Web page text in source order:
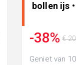
bollen ijs
-38% €
Geniet van